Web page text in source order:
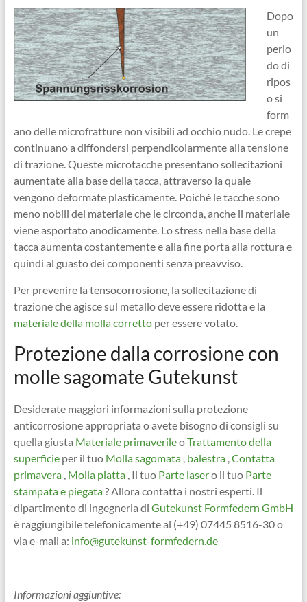
Dopo
un
perio
do di
ripos
o si
form
ano delle microfratture non visibili ad occhio nudo. Le crepe
continuano a diffondersi perpendicolarmente alla tensione
di trazione. Queste microtacche presentano sollecitazioni
aumentate alla base della tacca, attraverso la quale
vengono deformate plasticamente. Poiché le tacche sono
meno nobili del materiale che le circonda, anche il materiale
viene asportato anodicamente. Lo stress nella base della
tacca aumenta costantemente e alla fine porta alla rottura e
quindi al guasto dei componenti senza preavviso.
Per prevenire la tensocorrosione, la sollecitazione di
trazione che agisce sul metallo deve essere ridotta e la
materiale della molla correttoper essere votato.
Protezione dalla corrosione con
molle sagomate Gutekunst
Desiderate maggiori informazioni sulla protezione
anticorrosione appropriata o avete bisogno di consigli su
quella giusta Materiale primaverileoTrattamento della
superficieper il tuoMolla sagomata,balestra,Contatta
primavera,Molla piatta, Il tuoParte lasero il tuoParte
stampata e piegata? Allora contatta i nostri esperti. Il
dipartimento di ingegneria di Gutekunst Formfedern GmbH
è raggiungibile telefonicamente al (+49) 07445 8516-30 o
via e-mail a: info@gutekunst-formfedern.de
Informazioni aggiuntive: